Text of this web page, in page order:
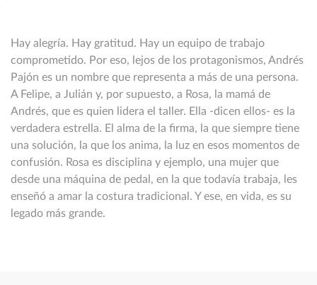
Hay alegría. Hay gratitud. Hay un equipo de trabajo
comprometido. Por eso, lejos de los protagonismos, Andrés
Pajón es un nombre que representa a más de una persona.
A Felipe, a Julián y, por supuesto, a Rosa, la mamá de
Andrés, que es quien lidera el taller. Ella -dicen ellos- es la
verdadera estrella. El alma de la firma, la que siempre tiene
una solución, la que los anima, la luz en esos momentos de
confusión. Rosa es disciplina y ejemplo, una mujer que
desde una máquina de pedal, en la que todavía trabaja, les
enseñó a amar la costura tradicional. Y ese, en vida, es su
legado más grande.